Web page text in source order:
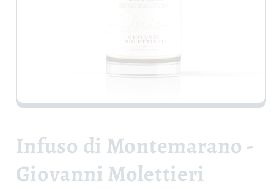
Apri
in
finestra
Infuso di Montemarano -
Giovanni Molettieri